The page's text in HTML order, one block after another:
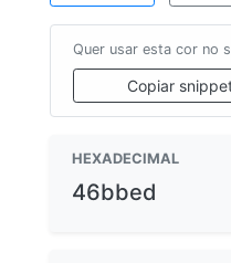
Quer usar esta cor no
Copiar
HEXADECIMAL
46bbed